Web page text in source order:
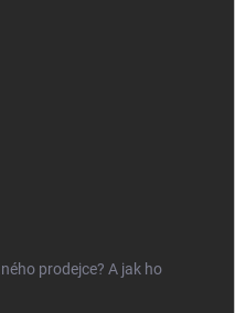
prodejce? A jak ho